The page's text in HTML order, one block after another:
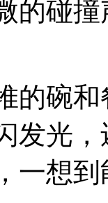
的碰
的碗
发光
一想